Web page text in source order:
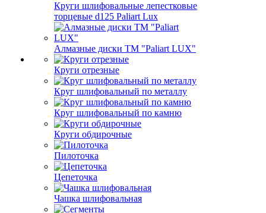
Круги шлифовальные лепестковые
торцевые d125 Paliart Lux
Алмазные диски ТМ "Paliart LUX"
Круги отрезные
Круг шлифовальный по металлу
Круг шлифовальный по камню
Круги обдирочные
Пилоточка
Цепеточка
Чашка шлифовальная